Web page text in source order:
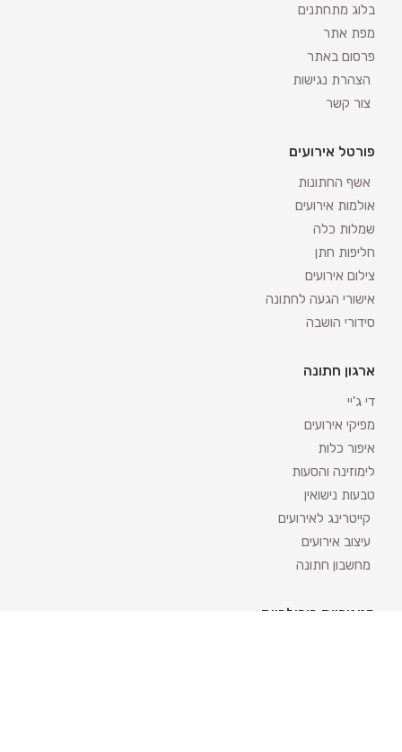
בלוג מתחתנים
מפת אתר
פרסום באתר
הצהרת נגישות
צור קשר
פורטל אירועים
אשף החתונות
אולמות אירועים
שמלות כלה
חליפות חתן
צילום אירועים
אישורי הגעה לחתונה
סידורי הושבה
ארגון חתונה
די ג'יי
מפיקי אירועים
איפור כלות
לימוזינה והסעות
טבעות נישואין
קייטרינג לאירועים
עיצוב אירועים
מחשבון חתונה
קטגוריות פופולריות